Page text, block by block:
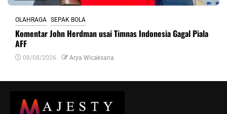
OLAHRAGA SEPAK BOLA
Komentar John Herdman usai Timnas Indonesia Gagal Piala
AFF
08/08/2026 Arya Wicaksana